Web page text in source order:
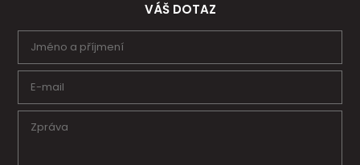
VÁŠ DOTAZ